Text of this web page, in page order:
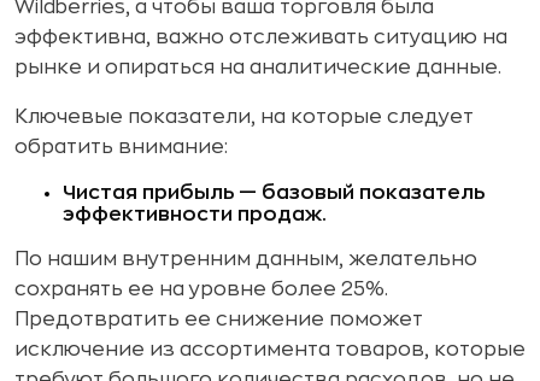
Wildberries, а чтобы ваша торговля была
эффективна, важно отслеживать ситуацию на
рынке и опираться на аналитические данные.
Ключевые показатели, на которые следует
обратить внимание:
Чистая прибыль — базовый показатель
эффективности продаж.
По нашим внутренним данным, желательно
сохранять ее на уровне более 25%.
Предотвратить ее снижение поможет
исключение из ассортимента товаров, которые